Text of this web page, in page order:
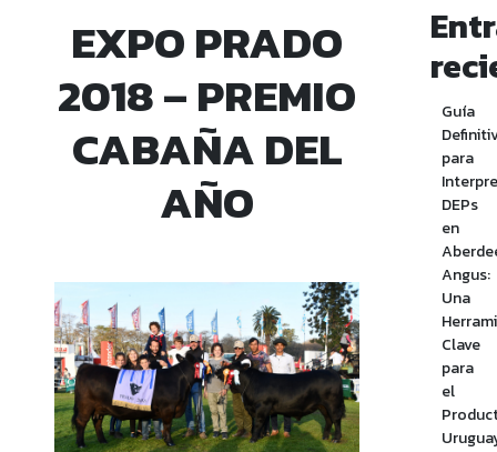
EXPO PRADO
2018 – PREMIO
CABAÑA DEL
AÑO
Guía
para
DEPs
en
Angus:
Una
Clave
para
el